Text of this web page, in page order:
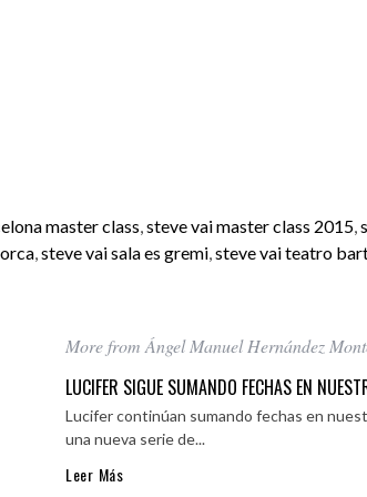
master class,steve vai master class 2015,
,steve vai sala es gremi,steve vai teatro
More from Ángel Manuel Hernández
LUCIFER SIGUE SUMANDO FECHAS EN
Lucifer continúan sumando fechas en
una nueva serie de...
Leer Más